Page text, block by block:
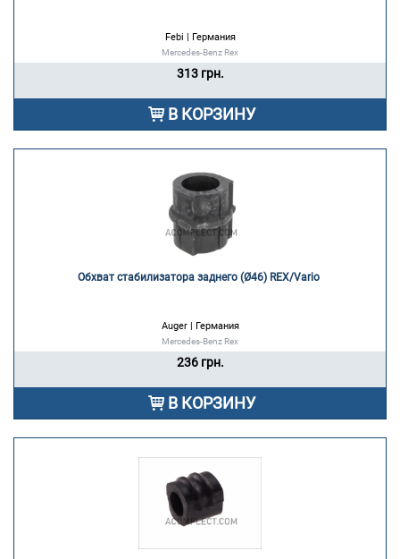
Febi | Германия
Mercedes-Benz Rex
313 грн.
В КОРЗИНУ
Обхват стабилизатора заднего (Ø46) REX/Vario
Auger | Германия
Mercedes-Benz Rex
236 грн.
В КОРЗИНУ